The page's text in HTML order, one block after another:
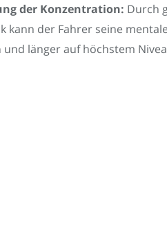
der Konzentration: Durch
kann der Fahrer seine
und länger auf höchstem